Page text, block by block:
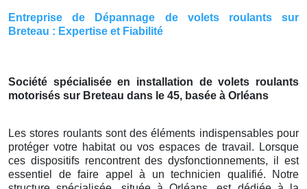
Entreprise de Dépannage de volets roulants sur
Breteau : Expertise et Fiabilité
Société spécialisée en installation de volets roulants
motorisés sur Breteau dans le 45, basée à Orléans
Les stores roulants sont des éléments indispensables pour
protéger votre habitat ou vos espaces de travail. Lorsque
ces dispositifs rencontrent des dysfonctionnements, il est
essentiel de faire appel à un technicien qualifié. Notre